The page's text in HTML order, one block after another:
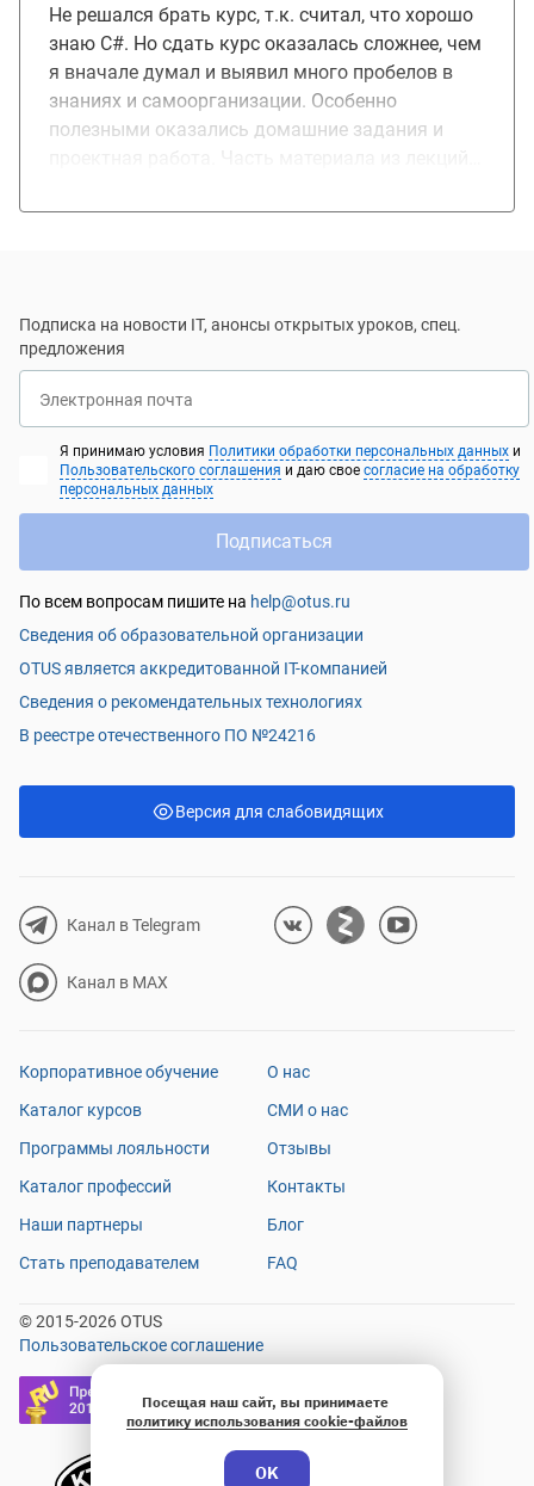
Не решался брать курс, т.к. считал, что хорошо
знаю C#. Но сдать курс оказалась сложнее, чем
я вначале думал и выявил много пробелов в
знаниях и самоорганизации. Особенно
полезными оказались домашние задания и
Канал в Telegram
Канал в MAX
Корпоративное обучение
Каталог курсов
Программы лояльности
Каталог профессий
Наши партнеры
Стать преподавателем
О нас
СМИ о нас
Отзывы
Контакты
Блог
FAQ
Подписка на новости IT, анонсы открытых уроков, спец.
предложения
Электронная почта
Подписаться
Я принимаю условия Политики обработки персональных данных и
Пользовательского соглашения и даю свое согласие на обработку
персональных данных
По всем вопросам пишите на help@otus.ru
Сведения об образовательной организации
OTUS является аккредитованной IT-компанией
Сведения о рекомендательных технологиях
В реестре отечественного ПО №24216
Версия для слабовидящих
© 2015-2026 OTUS
Пользовательское соглашение
Посещая наш сайт, вы принимаете
политику использования cookie-файлов
OK